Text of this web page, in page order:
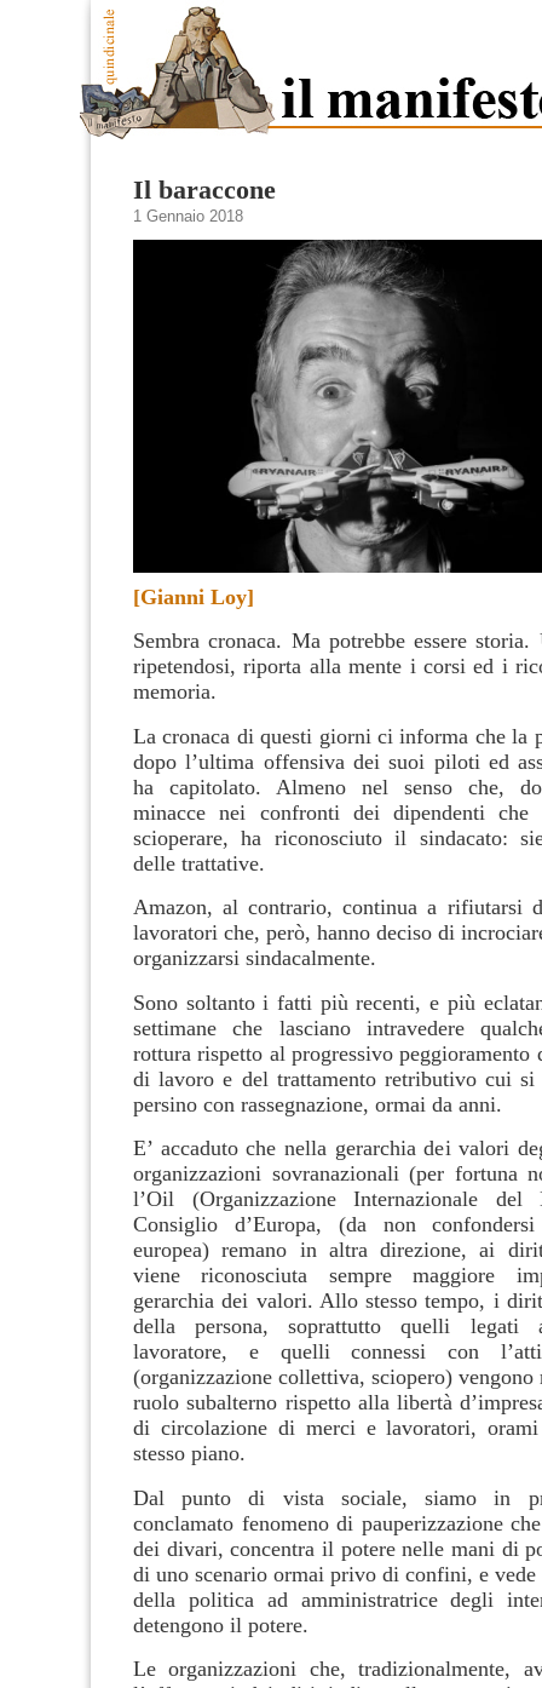
Il baraccone
1 Gennaio 2018
[Gianni Loy]
Sembra cronaca. Ma potrebbe essere
ripetendosi, riporta alla mente i corsi ed i
memoria.
La cronaca di questi giorni ci informa che la
dopo l’ultima offensiva dei suoi piloti ed
ha capitolato. Almeno nel senso che,
minacce nei confronti dei dipendenti che
scioperare, ha riconosciuto il sindacato:
delle trattative.
Amazon, al contrario, continua a rifiutarsi
lavoratori che, però, hanno deciso di
organizzarsi sindacalmente.
Sono soltanto i fatti più recenti, e più
settimane che lasciano intravedere
rottura rispetto al progressivo peggioramento
di lavoro e del trattamento retributivo cui si
persino con rassegnazione, ormai da anni.
E’ accaduto che nella gerarchia dei valori
organizzazioni sovranazionali (per fortuna
l’Oil (Organizzazione Internazionale
Consiglio d’Europa, (da non
europea) remano in altra direzione, ai
viene riconosciuta sempre maggiore
gerarchia dei valori. Allo stesso tempo, i
della persona, soprattutto quelli
lavoratore, e quelli connessi con
(organizzazione collettiva, sciopero) vengono
ruolo subalterno rispetto alla libertà
di circolazione di merci e lavoratori,
stesso piano.
Dal punto di vista sociale, siamo in
conclamato fenomeno di pauperizzazione
dei divari, concentra il potere nelle mani di
di uno scenario ormai privo di confini, e
della politica ad amministratrice degli
detengono il potere.
Le organizzazioni che, tradizionalmente,